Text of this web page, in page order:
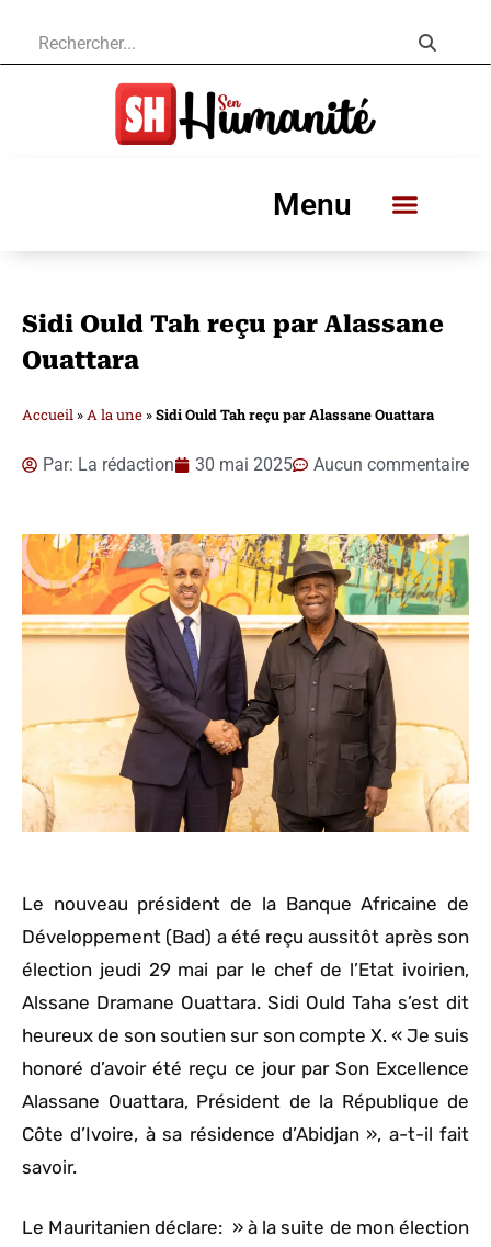
Menu
Sidi Ould Tah reçu par Alassane
Ouattara
Accueil »A la une »Sidi Ould Tah reçu par Alassane Ouattara
Par: La rédaction 30 mai 2025 Aucun commentaire
Le nouveau président de la Banque Africaine de
Développement (Bad) a été reçu aussitôt après son
élection jeudi 29 mai par le chef de l’Etat ivoirien,
Alssane Dramane Ouattara. Sidi Ould Taha s’est dit
heureux de son soutien sur son compte X. « Je suis
honoré d’avoir été reçu ce jour par Son Excellence
Alassane Ouattara, Président de la République de
Côte d’Ivoire, à sa résidence d’Abidjan », a-t-il fait
savoir.
Le Mauritanien déclare: » à la suite de mon élection